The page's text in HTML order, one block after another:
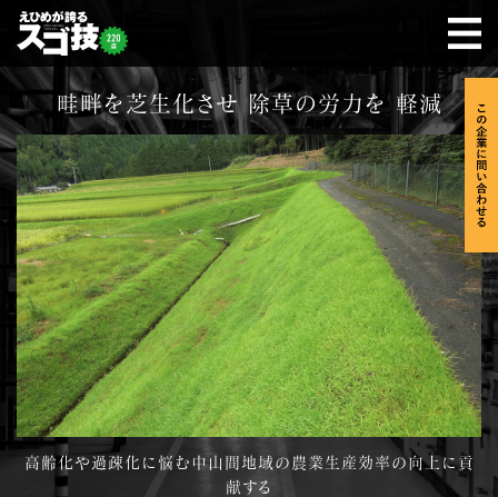
畦畔を芝生化させ 除草の労力を 軽減
高齢化や過疎化に悩む中山間地域の農業生産効率の向上に貢
献する